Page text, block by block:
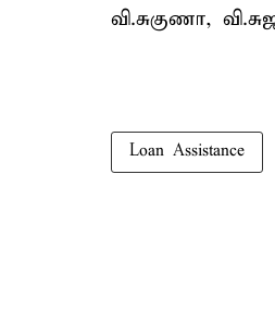
வி.சுகுணா,
Loan Assistance